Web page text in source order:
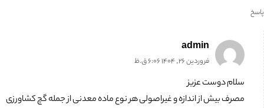
پاسخ
admin
فروردین 26, 1404 6:06 ق.ظ
سلام دوست عزیز
مصرف بیش از اندازه و غیراصولی هر نوع ماده معدنی از جمله گچ کشاورزی